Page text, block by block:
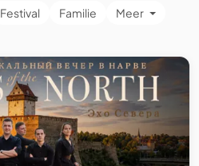
Festival Familie Meer